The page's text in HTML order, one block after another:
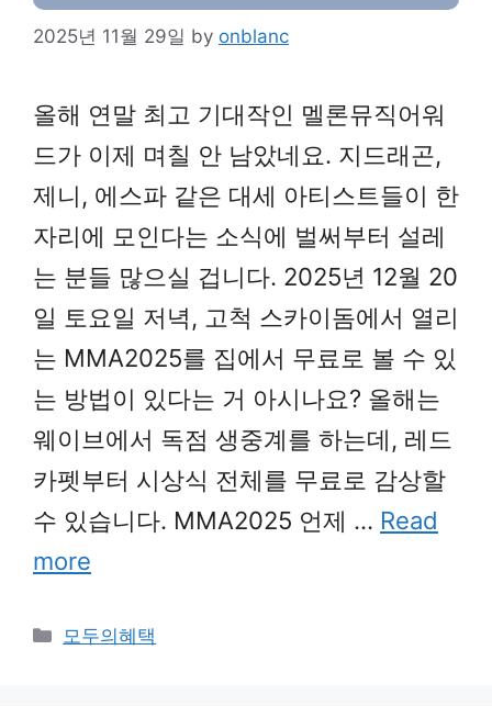
2025년 11월 29일 by onblanc
올해 연말 최고 기대작인 멜론뮤직어워
드가 이제 며칠 안 남았네요. 지드래곤,
제니, 에스파 같은 대세 아티스트들이 한
자리에 모인다는 소식에 벌써부터 설레
는 분들 많으실 겁니다. 2025년 12월 20
일 토요일 저녁, 고척 스카이돔에서 열리
는 MMA2025를 집에서 무료로 볼 수 있
는 방법이 있다는 거 아시나요? 올해는
웨이브에서 독점 생중계를 하는데, 레드
카펫부터 시상식 전체를 무료로 감상할
수 있습니다. MMA2025 언제 … Read
more
Categories
모두의혜택